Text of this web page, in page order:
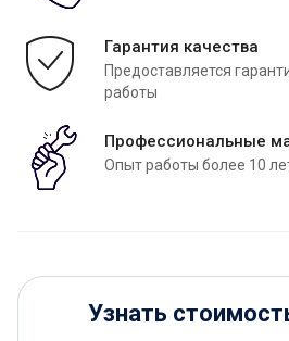
Гарантия качества
Предоставляется
работы
Профессиональные
Опыт работы более 10
Узнать